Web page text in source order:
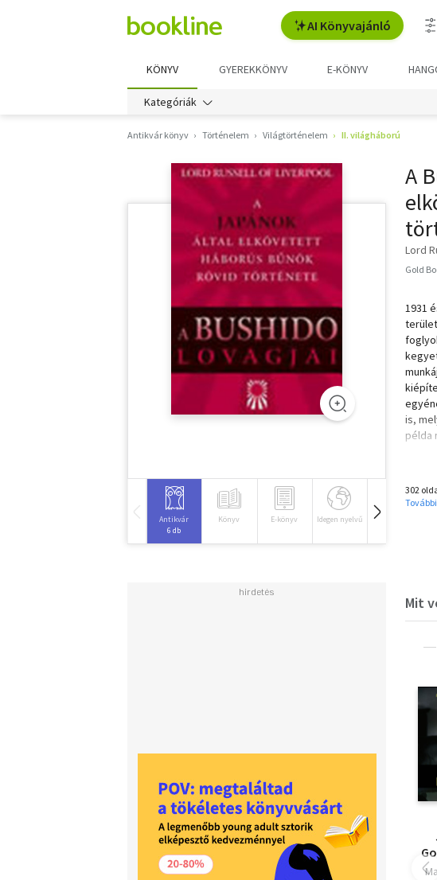
AI Könyvajánló
KÖNYV GYEREKKÖNYV E-KÖNYV
Kategóriák
Antikvár könyv Történelem Világtörténelem II. világháború
Antikvár
6 db
Könyv E-könyv Idegen nyelvű Hangoskönyv
A
Lord
Gold
1931
is,
példa
302
Mit